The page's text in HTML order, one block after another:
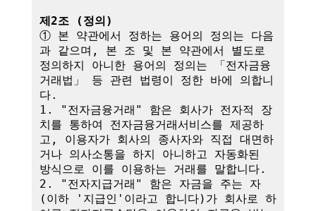
제2조 (정의)
① 본 약관에서 정하는 용어의 정의는 다음
과 같으며, 본 조 및 본 약관에서 별도로
정의하지 아니한 용어의 정의는 「전자금융
거래법」 등 관련 법령이 정한 바에 의합니
다.
1. "전자금융거래" 함은 회사가 전자적 장
치를 통하여 전자금융거래서비스를 제공하
고, 이용자가 회사의 종사자와 직접 대면하
거나 의사소통을 하지 아니하고 자동화된
방식으로 이를 이용하는 거래를 말합니다.
2. "전자지급거래" 함은 자금을 주는 자
(이하 '지급인'이라고 합니다)가 회사로 하